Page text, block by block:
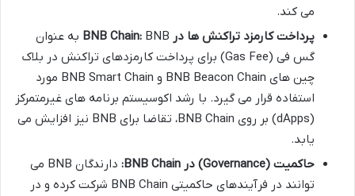
می کند.
پرداخت کارمزد تراکنش ها در BNB Chain:
BNB به عنوان
گس فی (Gas Fee) برای پرداخت کارمزدهای تراکنش در بلاک
چین های BNB Beacon Chain و BNB Smart Chain مورد
استفاده قرار می گیرد. با رشد اکوسیستم برنامه های غیرمتمرکز
(dApps) بر روی BNB Chain، تقاضا برای BNB نیز افزایش می
یابد.
حاکمیت (Governance) در BNB Chain:
دارندگان BNB می
توانند در فرآیندهای حاکمیتی BNB Chain شرکت کرده و در